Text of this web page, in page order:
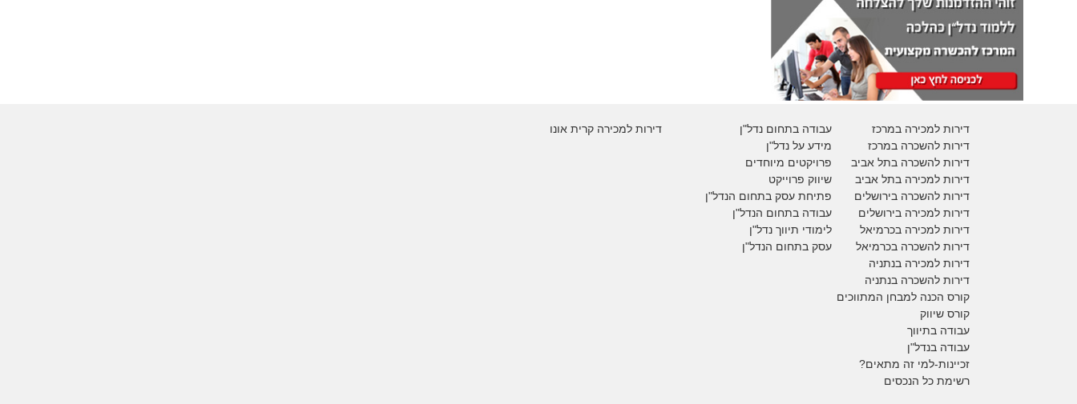
דירות למכירה קרית אונו
דירות למכירה במרכז
דירות להשכרה במרכז
דירות להשכרה בתל אביב
דירות למכירה בתל אביב
דירות להשכרה בירושלים
דירות למכירה בירושלים
דירות למכירהבכרמיאל
דירות להשכרהבכרמיאל
דירות למכירה בנתניה
דירות להשכרה בנתניה
קורס הכנה למבחן המתווכים
קורס שיווק
עבודה בתיווך
עבודה בנדל"ן
זכיינות-למי זה מתאים?
עבודה בתחום נדל"ן
מידע על נדל"ן
פרויקטים מיוחדים
שיווק פרוייקט
פתיחת עסק בתחום הנדל"ן
עבודה בתחום הנדל"ן
לימודי תיווך נדל"ן
עסק בתחום הנדל"ן
רשימת כל הנכסים